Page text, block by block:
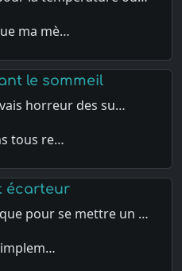
ma mè…
le sommeil
horreur des su…
tous re…
écarteur
pour se mettre un …